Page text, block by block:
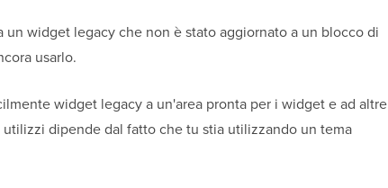
un widget legacy che non è stato aggiornato a un blocco di
usarlo.
widget legacy a un'area pronta per i widget e ad altre
dipende dal fatto che tu stia utilizzando un tema